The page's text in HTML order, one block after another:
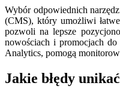
Wybór odpowiednich
(CMS), który umożliwi
pozwoli na lepsze
nowościach i promocjach
Analytics, pomogą
Jakie błędy